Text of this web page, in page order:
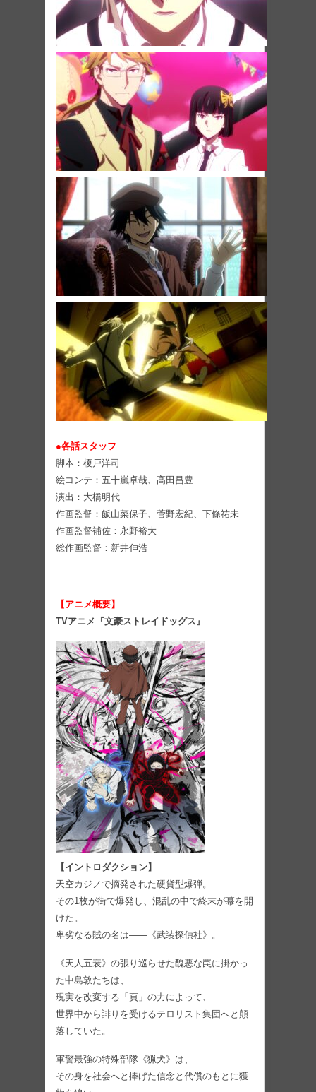
●各話スタッフ
脚本：榎戸洋司
絵コンテ：五十嵐卓哉、髙田昌豊
演出：大橋明代
作画監督：飯山菜保子、菅野宏紀、下條祐未
作画監督補佐：永野裕大
総作画監督：新井伸浩
【アニメ概要】
TVアニメ『文豪ストレイドッグス』
【イントロダクション】
天空カジノで摘発された硬貨型爆弾。
その1枚が街で爆発し、混乱の中で終末が幕を開
けた。
卑劣なる賊の名は——《武装探偵社》。
《天人五衰》の張り巡らせた醜悪な罠に掛かっ
た中島敦たちは、
現実を改変する「頁」の力によって、
世界中から誹りを受けるテロリスト集団へと顛
落していた。
軍警最強の特殊部隊《猟犬》は、
その身を社会へと捧げた信念と代償のもとに獲